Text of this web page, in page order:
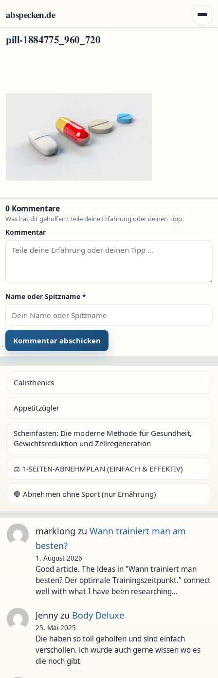
abspecken.de
pill-1884775_960_720
0 Kommentare
Was hat dir geholfen? Teile deine Erfahrung oder deinen Tipp.
Kommentar
Name oder Spitzname *
Calisthenics
Appetitzügler
Scheinfasten: Die moderne Methode für Gesundheit,
Gewichtsreduktion und Zellregeneration
⚖️ 1-SEITEN-ABNEHMPLAN (EINFACH & EFFEKTIV)
🛑 Abnehmen ohne Sport (nur Ernährung)
marklong zu Wann trainiert man am
besten?
1. August 2026
Good article. The ideas in "Wann trainiert man
besten? Der optimale Trainingszeitpunkt." connect
well with what I have been researching…
Jennyzu Body Deluxe
25. Mai 2025
Die haben so toll geholfen und sind einfach
verschollen. ich würde auch gerne wissen wo es
die noch gibt